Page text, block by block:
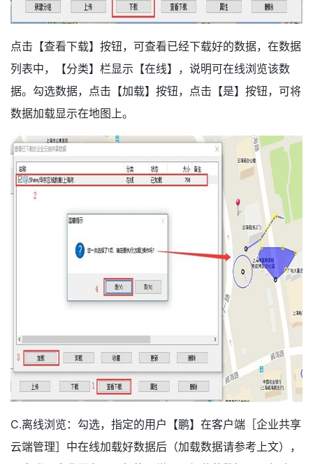
点击【查看下载】按钮，可查看已经下载好的数据，在数据
列表中，【分类】栏显示【在线】，说明可在线浏览该数
据。勾选数据，点击【加载】按钮，点击【是】按钮，可将
数据加载显示在地图上。
C.离线浏览：勾选，指定的用户【鹏】在客户端［企业共享
云端管理］中在线加载好数据后（加载数据请参考上文），